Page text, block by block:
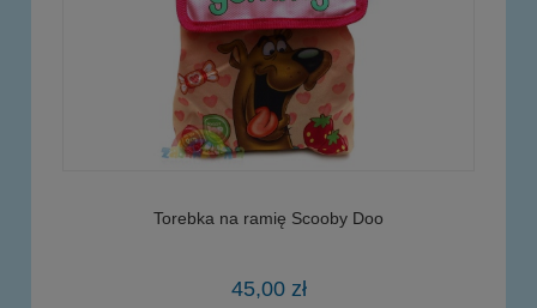
Torebka na ramię Scooby Doo
45,00 zł